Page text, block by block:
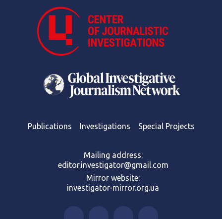
Publications Investigations Special Projects
Mailing address:
editor.investigator@gmail.com
Mirror website:
investigator-mirror.org.ua